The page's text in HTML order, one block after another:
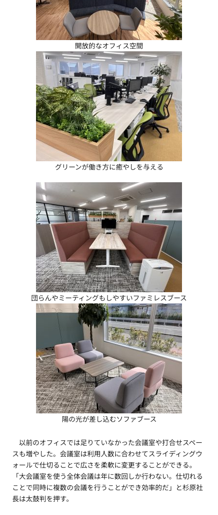
開放的なオフィス空間
グリーンが働き方に癒やしを与える
団らんやミーティングもしやすいファミレスブース
陽の光が差し込むソファブース
以前のオフィスでは足りていなかった会議室や打合せスペー
スも増やした。会議室は利用人数に合わせてスライディングウ
ォールで仕切ることで広さを柔軟に変更することができる。
「大会議室を使う全体会議は年に数回しか行わない。仕切れる
ことで同時に複数の会議を行うことができ効率的だ」と杉原社
長は太鼓判を押す。